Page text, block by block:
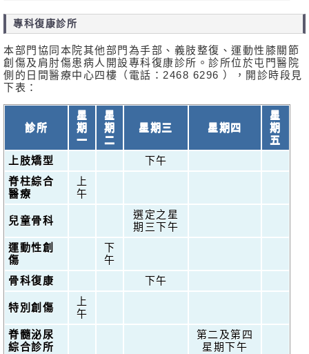
專科復康診所
本部門協同本院其他部門為手部、義肢整復、運動性膝關節
創傷及肩肘傷患病人開設專科復康診所。診所位於屯門醫院
側的日間醫療中心四樓（電話：2468 6296 ），開診時段見
下表：
診所
星
期
一
星
期
二
星期三 星期四
星
期
五
上肢矯型
下午
脊柱綜合
醫療
上
午
兒童骨科
選定之星
期三下午
運動性創
傷
下
午
骨科復康
下午
特別創傷
上
午
脊髓泌尿
綜合診所
第二及第四
星期下午